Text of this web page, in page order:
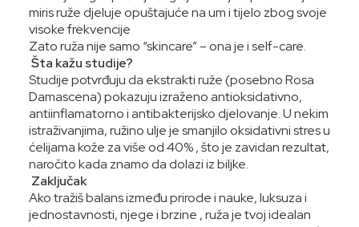
miris ruže djeluje opuštajuće na um i tijelo zbog svoje
visoke frekvencije
Zato ruža nije samo “skincare” – ona je i self-care.
Šta kažu studije?
Studije potvrđuju da ekstrakti ruže (posebno Rosa
Damascena) pokazuju izraženo antioksidativno,
antiinflamatorno i antibakterijsko djelovanje. U nekim
istraživanjima, ružino ulje je smanjilo oksidativni stres u
ćelijama kože za više od 40% , što je zavidan rezultat,
naročito kada znamo da dolazi iz biljke.
Zaključak
Ako tražiš balans između prirode i nauke, luksuza i
jednostavnosti, njege i brzine , ruža je tvoj idealan